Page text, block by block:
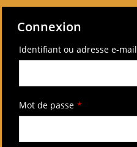
Connexion
Identifiant ou adresse e-mail
Mot de passe *